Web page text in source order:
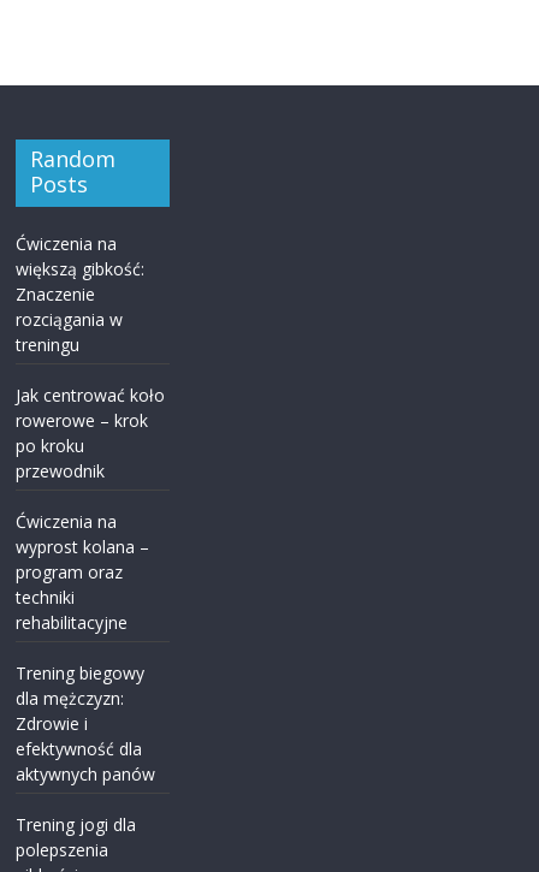
Random
Posts
Ćwiczenia na
większą gibkość:
Znaczenie
rozciągania w
treningu
Jak centrować koło
rowerowe – krok
po kroku
przewodnik
Ćwiczenia na
wyprost kolana –
program oraz
techniki
rehabilitacyjne
Trening biegowy
dla mężczyzn:
Zdrowie i
efektywność dla
aktywnych panów
Trening jogi dla
polepszenia